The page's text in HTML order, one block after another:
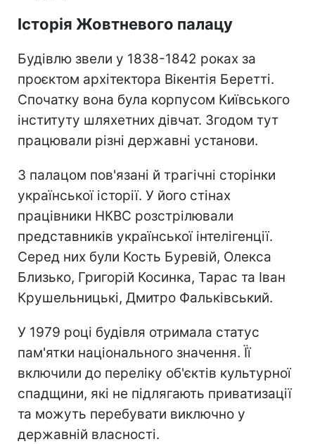
Історія Жовтневого палацу
Будівлю звели у 1838-1842 роках за
проєктом архітектора Вікентія Беретті.
Спочатку вона була корпусом Київського
інституту шляхетних дівчат. Згодом тут
працювали різні державні установи.
З палацом пов'язані й трагічні сторінки
української історії. У його стінах
працівники НКВС розстрілювали
представників української інтелігенції.
Серед них були Кость Буревій, Олекса
Близько, Григорій Косинка, Тарас та Іван
Крушельницькі, Дмитро Фальківський.
У 1979 році будівля отримала статус
пам'ятки національного значення. Її
включили до переліку об'єктів культурної
спадщини, які не підлягають приватизації
та можуть перебувати виключно у
державній власності.